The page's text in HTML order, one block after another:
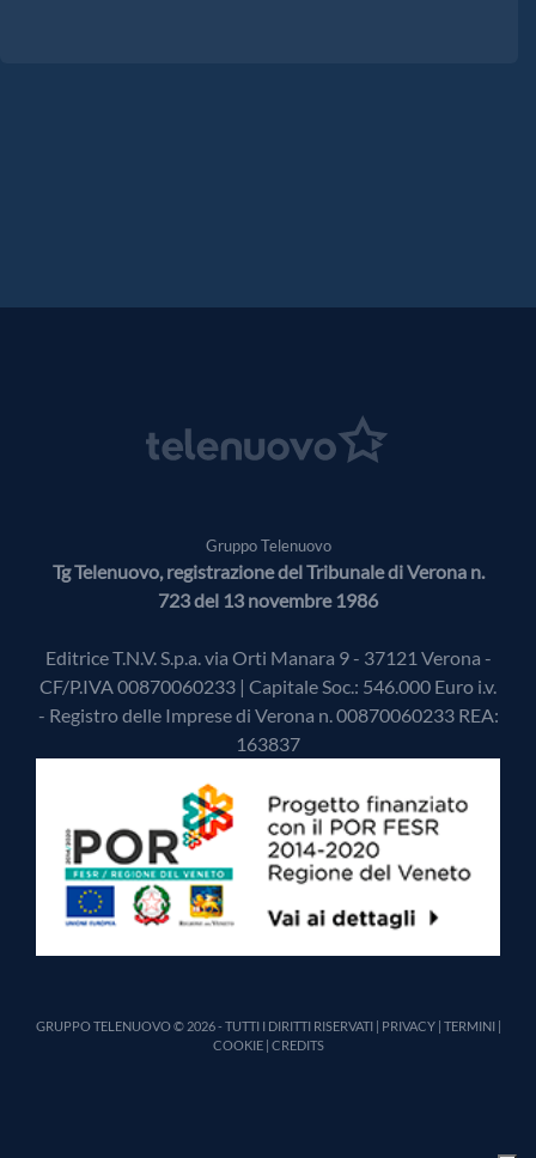
Gruppo Telenuovo
Tg Telenuovo, registrazione del Tribunale di Verona n.
723 del 13 novembre 1986
Editrice T.N.V. S.p.a. via Orti Manara 9 - 37121 Verona -
CF/P.IVA 00870060233 | Capitale Soc.: 546.000 Euro i.v.
- Registro delle Imprese di Verona n. 00870060233 REA:
163837
GRUPPO TELENUOVO © 2026 - TUTTI I DIRITTI RISERVATI | PRIVACY| TERMINI|
COOKIE| CREDITS